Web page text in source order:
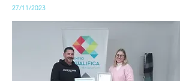
27/11/2023